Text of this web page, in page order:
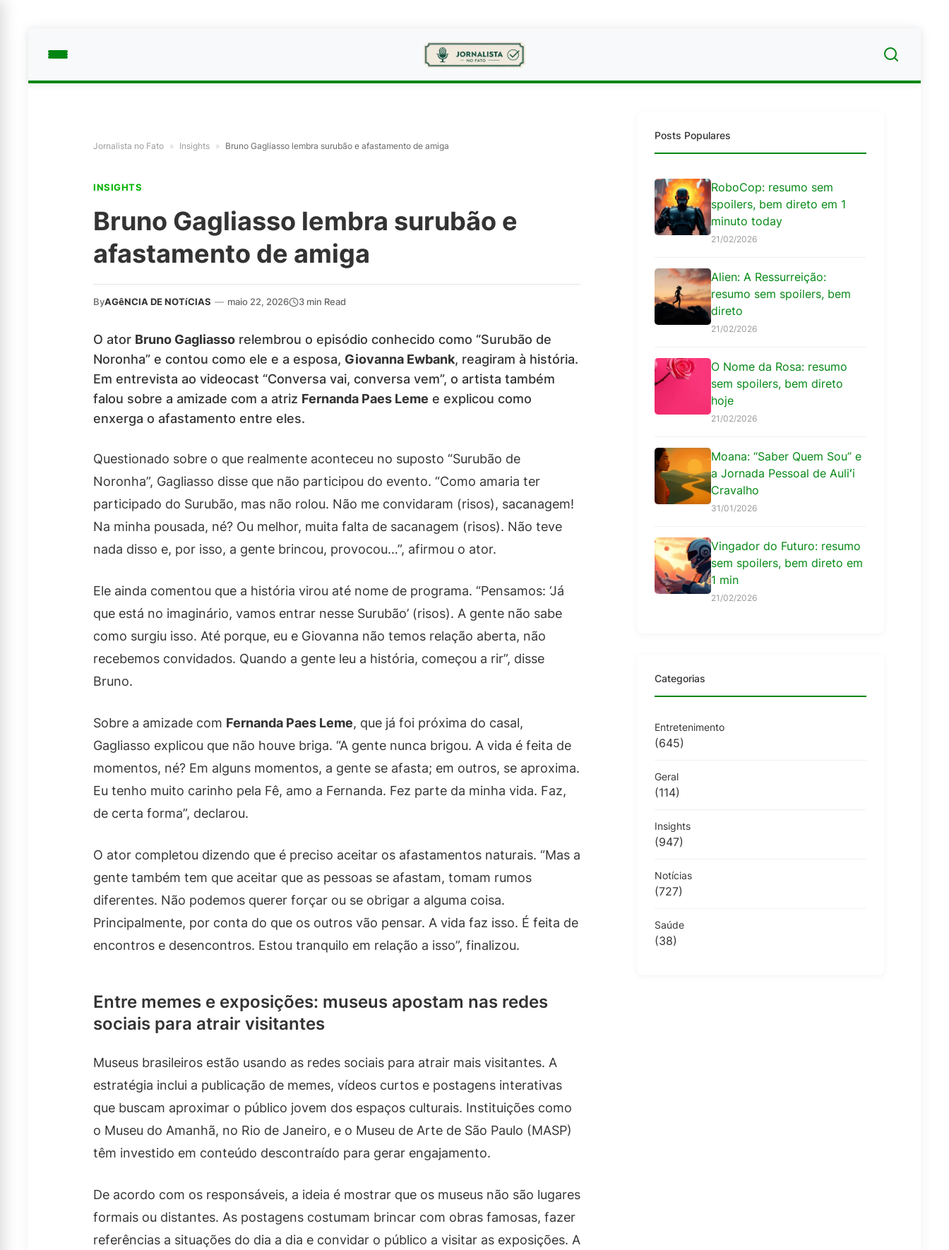
Jornalista no Fato » Insights » Bruno Gagliasso lembra surubão e afastamento de amiga
INSIGHTS
Bruno Gagliasso lembra surubão e
afastamento de amiga
ByAGêNCIA DE NOTíCIAS — maio 22, 2026 3 min Read
O ator Bruno Gagliasso relembrou o episódio conhecido como “Surubão de
Noronha” e contou como ele e a esposa, Giovanna Ewbank, reagiram à história.
Em entrevista ao videocast “Conversa vai, conversa vem”, o artista também
falou sobre a amizade com a atriz Fernanda Paes Leme e explicou como
enxerga o afastamento entre eles.
Questionado sobre o que realmente aconteceu no suposto “Surubão de
Noronha”, Gagliasso disse que não participou do evento. “Como amaria ter
participado do Surubão, mas não rolou. Não me convidaram (risos), sacanagem!
Na minha pousada, né? Ou melhor, muita falta de sacanagem (risos). Não teve
nada disso e, por isso, a gente brincou, provocou…”, afirmou o ator.
Ele ainda comentou que a história virou até nome de programa. “Pensamos: ‘Já
que está no imaginário, vamos entrar nesse Surubão’ (risos). A gente não sabe
como surgiu isso. Até porque, eu e Giovanna não temos relação aberta, não
recebemos convidados. Quando a gente leu a história, começou a rir”, disse
Bruno.
Sobre a amizade com Fernanda Paes Leme, que já foi próxima do casal,
Gagliasso explicou que não houve briga. “A gente nunca brigou. A vida é feita de
momentos, né? Em alguns momentos, a gente se afasta; em outros, se aproxima.
Eu tenho muito carinho pela Fê, amo a Fernanda. Fez parte da minha vida. Faz,
de certa forma”, declarou.
O ator completou dizendo que é preciso aceitar os afastamentos naturais. “Mas a
gente também tem que aceitar que as pessoas se afastam, tomam rumos
diferentes. Não podemos querer forçar ou se obrigar a alguma coisa.
Principalmente, por conta do que os outros vão pensar. A vida faz isso. É feita de
encontros e desencontros. Estou tranquilo em relação a isso”, finalizou.
Entre memes e exposições: museus apostam nas redes
sociais para atrair visitantes
Museus brasileiros estão usando as redes sociais para atrair mais visitantes. A
estratégia inclui a publicação de memes, vídeos curtos e postagens interativas
que buscam aproximar o público jovem dos espaços culturais. Instituições como
o Museu do Amanhã, no Rio de Janeiro, e o Museu de Arte de São Paulo (MASP)
têm investido em conteúdo descontraído para gerar engajamento.
De acordo com os responsáveis, a ideia é mostrar que os museus não são lugares
formais ou distantes. As postagens costumam brincar com obras famosas, fazer
referências a situações do dia a dia e convidar o público a visitar as exposições. A
Posts Populares
RoboCop: resumo sem
spoilers, bem direto em 1
minuto today
21/02/2026
Alien: A Ressurreição:
resumo sem spoilers, bem
direto
21/02/2026
O Nome da Rosa: resumo
sem spoilers, bem direto
hoje
21/02/2026
Moana: “Saber Quem Sou” e
a Jornada Pessoal de Auliʻi
Cravalho
31/01/2026
Vingador do Futuro: resumo
sem spoilers, bem direto em
1 min
21/02/2026
Categorias
Entretenimento
(645)
Geral
(114)
Insights
(947)
Notícias
(727)
Saúde
(38)